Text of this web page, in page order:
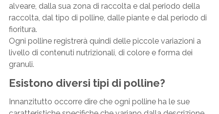
alveare, dalla sua zona di raccolta e dal periodo della
raccolta, dal tipo di polline, dalle piante e dal periodo di
fioritura.
Ogni polline registrerà quindi delle piccole variazioni a
livello di contenuti nutrizionali, di colore e forma dei
granuli.
Esistono diversi tipi di polline?
Innanzitutto occorre dire che ogni polline ha le sue